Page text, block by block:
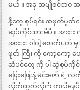
မယ် ။ အခု အပျိုစင်ဘ၀
နို့တွေ စုပ်ရင်း အဖုတ်ပွတ်ပ
ဆုပ်ကိုင်ထားမိပီ ။ အားးး ကို
အားးးး ဝါဝါ့ စောက်ပ
ဖုတ် ကြီး ကို ကော့ကော့ ပေ
ဆံပင်တွေ ကို ပါ ဆွဲစုပ်ကိုင်
ဖြေးဖြေးနဲ့ မင်းဇော် ရဲ့
လိုက်ထွက်လိုက် ကလိနေပီ ။